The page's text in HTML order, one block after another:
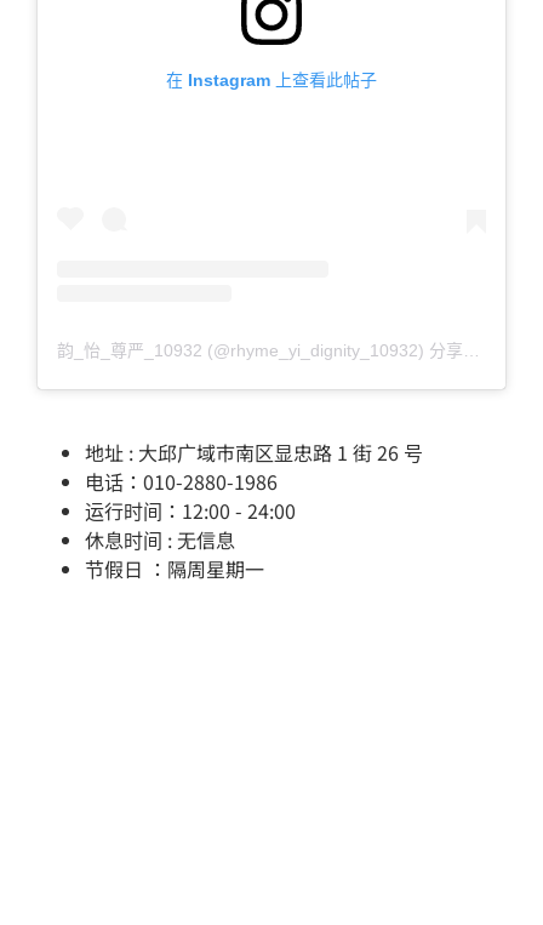
在 Instagram 上查看此帖子
韵_怡_尊严_10932 (@rhyme_yi_dignity_10932) 分享的帖子
地址 : 大邱广域市南区显忠路 1 街 26 号
电话：010-2880-1986
运行时间：12:00 - 24:00
休息时间 : 无信息
节假日 ：隔周星期一